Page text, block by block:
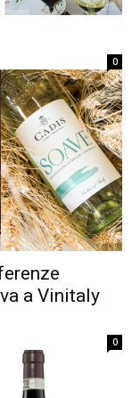
0
a Vinitaly
0